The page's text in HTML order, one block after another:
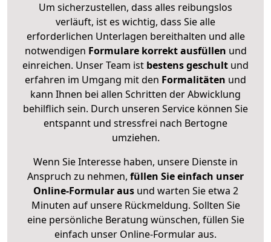
Um sicherzustellen, dass alles reibungslos
verläuft, ist es wichtig, dass Sie alle
erforderlichen Unterlagen bereithalten und alle
notwendigen Formulare korrekt ausfüllen und
einreichen. Unser Team ist bestens geschult und
erfahren im Umgang mit den Formalitäten und
kann Ihnen bei allen Schritten der Abwicklung
behilflich sein. Durch unseren Service können Sie
entspannt und stressfrei nach Bertogne
umziehen.
Wenn Sie Interesse haben, unsere Dienste in
Anspruch zu nehmen, füllen Sie einfach unser
Online-Formular ausund warten Sie etwa 2
Minuten auf unsere Rückmeldung. Sollten Sie
eine persönliche Beratung wünschen, füllen Sie
einfach unser Online-Formular aus.